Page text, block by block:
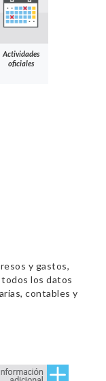
Actividades
oficiales
y gastos,
los datos
contables y